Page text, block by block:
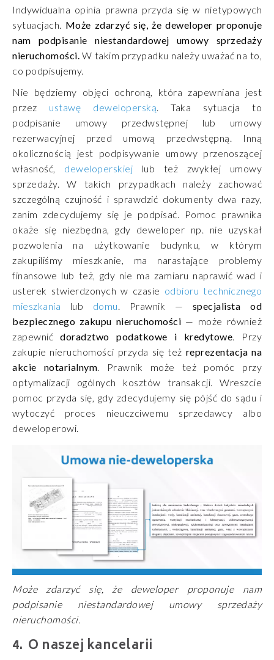
Indywidualna opinia prawna przyda się w nietypowych
sytuacjach. Może zdarzyć się, że deweloper proponuje
nam podpisanie niestandardowej umowy sprzedaży
nieruchomości. W takim przypadku należy uważać na to,
co podpisujemy.
Nie będziemy objęci ochroną, która zapewniana jest
przez ustawę deweloperską. Taka sytuacja to
podpisanie umowy przedwstępnej lub umowy
rezerwacyjnej przed umową przedwstępną. Inną
okolicznością jest podpisywanie umowy przenoszącej
własność, deweloperskiej lub też zwykłej umowy
sprzedaży. W takich przypadkach należy zachować
szczególną czujność i sprawdzić dokumenty dwa razy,
zanim zdecydujemy się je podpisać. Pomoc prawnika
okaże się niezbędna, gdy deweloper np. nie uzyskał
pozwolenia na użytkowanie budynku, w którym
zakupiliśmy mieszkanie, ma narastające problemy
finansowe lub też, gdy nie ma zamiaru naprawić wad i
usterek stwierdzonych w czasie odbioru technicznego
mieszkania lub domu. Prawnik — specjalista od
bezpiecznego zakupu nieruchomości — może również
zapewnićdoradztwo podatkowe i kredytowe. Przy
zakupie nieruchomości przyda się też reprezentacja na
akcie notarialnym. Prawnik może też pomóc przy
optymalizacji ogólnych kosztów transakcji. Wreszcie
pomoc przyda się, gdy zdecydujemy się pójść do sądu i
wytoczyć proces nieuczciwemu sprzedawcy albo
deweloperowi.
Może zdarzyć się, że deweloper proponuje nam
podpisanie niestandardowej umowy sprzedaży
nieruchomości.
O naszej kancelarii